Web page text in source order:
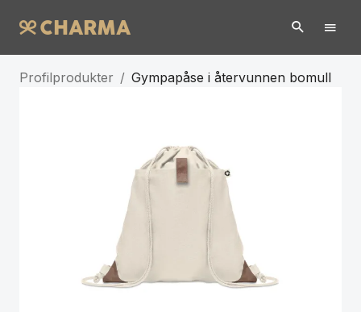
Profilprodukter / Gympapåse i återvunnen bomull